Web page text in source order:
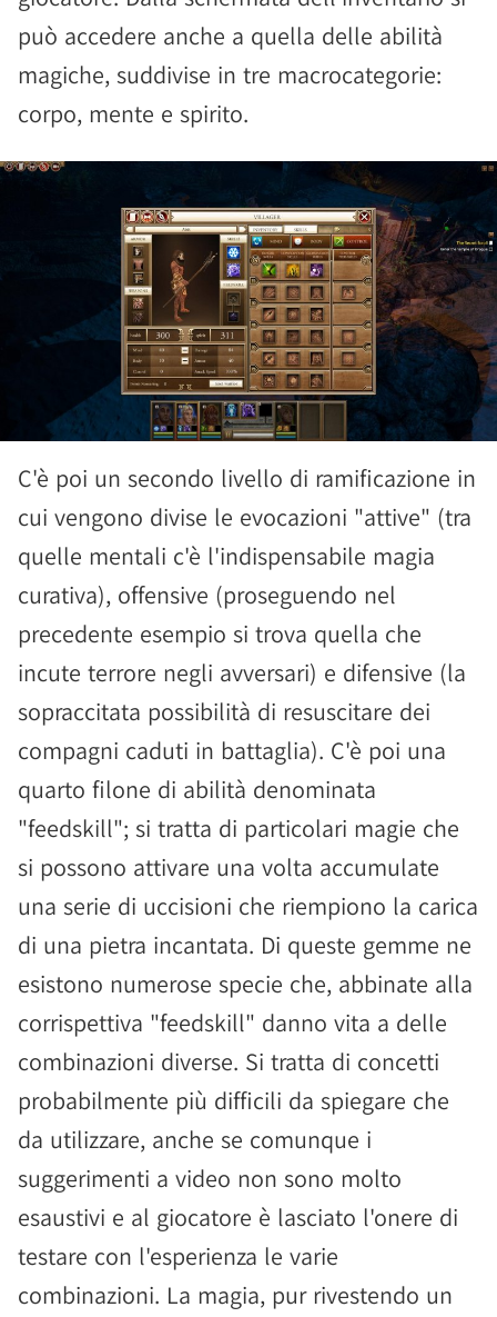
può accedere anche a quella delle abilità
magiche, suddivise in tre macrocategorie:
corpo, mente e spirito.
C'è poi un secondo livello di ramificazione in
cui vengono divise le evocazioni "attive" (tra
quelle mentali c'è l'indispensabile magia
curativa), offensive (proseguendo nel
precedente esempio si trova quella che
incute terrore negli avversari) e difensive (la
sopraccitata possibilità di resuscitare dei
compagni caduti in battaglia). C'è poi una
quarto filone di abilità denominata
"feedskill"; si tratta di particolari magie che
si possono attivare una volta accumulate
una serie di uccisioni che riempiono la carica
di una pietra incantata. Di queste gemme ne
esistono numerose specie che, abbinate alla
corrispettiva "feedskill" danno vita a delle
combinazioni diverse. Si tratta di concetti
probabilmente più difficili da spiegare che
da utilizzare, anche se comunque i
suggerimenti a video non sono molto
esaustivi e al giocatore è lasciato l'onere di
testare con l'esperienza le varie
combinazioni. La magia, pur rivestendo un